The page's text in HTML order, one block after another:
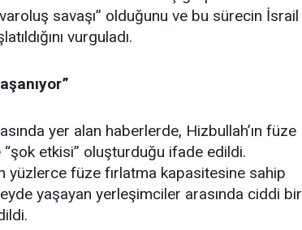
savaşı” olduğunu ve bu sürecin İsrail
vurguladı.
yer alan haberlerde, Hizbullah’ın füze
“şok etkisi” oluşturduğu ifade edildi.
yüzlerce füze fırlatma kapasitesine sahip
yaşayan yerleşimciler arasında ciddi bir